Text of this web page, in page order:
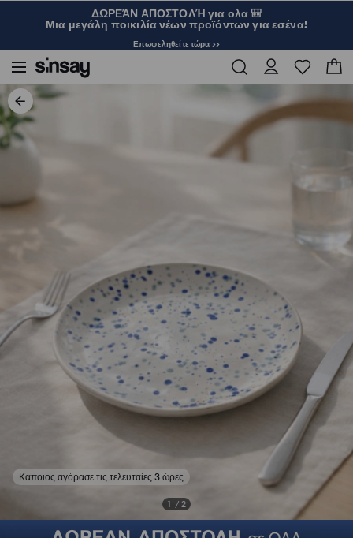
ΔΩΡΕΆΝ ΑΠΟΣΤΟΛΉ για ολα 🎒
Μια μεγάλη ποικιλία νέων προϊόντων για εσένα!
Επωφεληθείτε τώρα >>
1 / 2